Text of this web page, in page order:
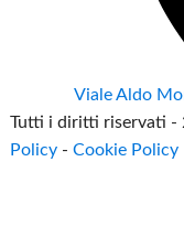
Viale Aldo
Tutti i diritti riservati -
Policy -Cookie Policy